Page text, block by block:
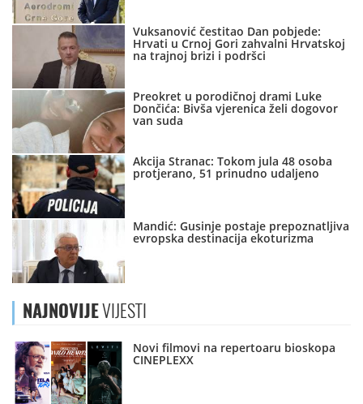
Vuksanović čestitao Dan pobjede:
Hrvati u Crnoj Gori zahvalni Hrvatskoj
na trajnoj brizi i podršci
Preokret u porodičnoj drami Luke
Dončića: Bivša vjerenica želi dogovor
van suda
Akcija Stranac: Tokom jula 48 osoba
protjerano, 51 prinudno udaljeno
Mandić: Gusinje postaje prepoznatljiva
evropska destinacija ekoturizma
NAJNOVIJEVIJESTI
Novi filmovi na repertoaru bioskopa
CINEPLEXX